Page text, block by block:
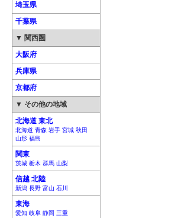
埼玉県
千葉県
▼ 関西圏
大阪府
兵庫県
京都府
▼ その他の地域
北海道 東北
北海道 青森 岩手 宮城 秋田
山形 福島
関東
茨城 栃木 群馬 山梨
信越 北陸
新潟 長野 富山 石川
東海
愛知 岐阜 静岡 三重